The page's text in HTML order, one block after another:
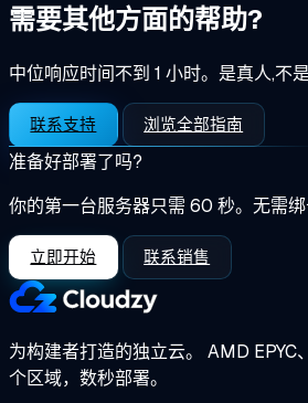
需要其他方面的帮助?
中位响应时间不到 1 小时。是真人,不是
联系支持 浏览全部指南
准备好部署了吗?
你的第一台服务器只需 60 秒。无需绑
立即开始 联系销售
为构建者打造的独立云。 AMD EPYC
个区域，数秒部署。